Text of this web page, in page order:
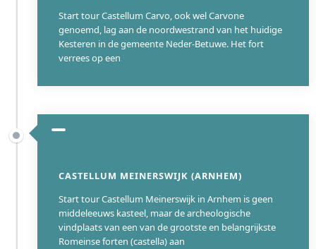
Start tour Castellum Carvo, ook wel Carvone
genoemd, lag aan de noordwestrand van het huidige
Kesteren in de gemeente Neder-Betuwe. Het fort
verrees op een
CASTELLUM MEINERSWIJK (ARNHEM)
Start tour Castellum Meinerswijk in Arnhem is geen
middeleeuws kasteel, maar de archeologische
vindplaats van een van de grootste en belangrijkste
Romeinse forten (castella) aan